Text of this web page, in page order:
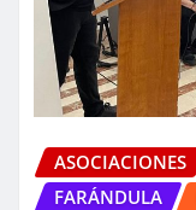
ASOCIACIONES
FARÁNDULA